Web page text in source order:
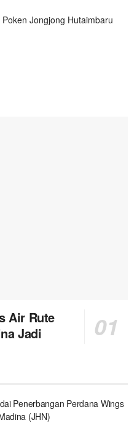
Jongjong Hutaimbaru
Air Rute
Jadi
Penerbangan Perdana Wings
(JHN)